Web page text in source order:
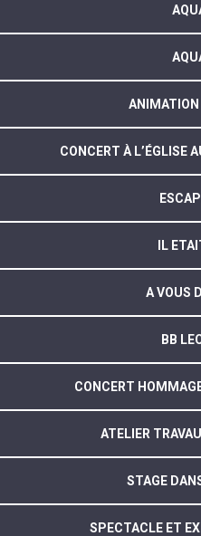
ANIMATION
CONCERT À L’ÉGLISE
IL
A VOUS
BB
CONCERT
ATELIER
STAGE
SPECTACLE ET